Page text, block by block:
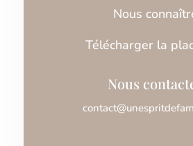
Nous
Télécharger la
Nous